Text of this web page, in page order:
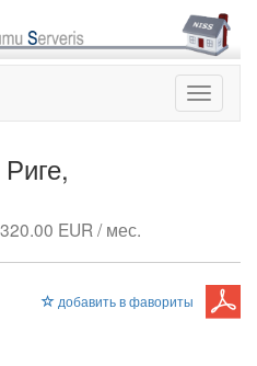
Toggle
EUR / мес.
добавить в фавориты